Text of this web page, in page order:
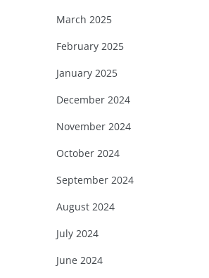
March 2025
February 2025
January 2025
December 2024
November 2024
October 2024
September 2024
August 2024
July 2024
June 2024